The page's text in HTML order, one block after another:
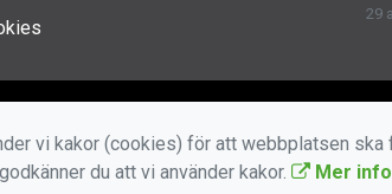
29
vi kakor (cookies) för att webbplatsen ska
du att vi använder kakor.
Mer